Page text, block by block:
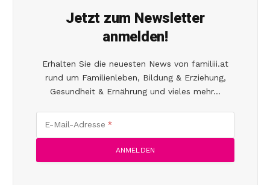
Jetzt zum Newsletter
anmelden!
Erhalten Sie die neuesten News von familiii.at
rund um Familienleben, Bildung & Erziehung,
Gesundheit & Ernährung und vieles mehr...
E-Mail-Adresse